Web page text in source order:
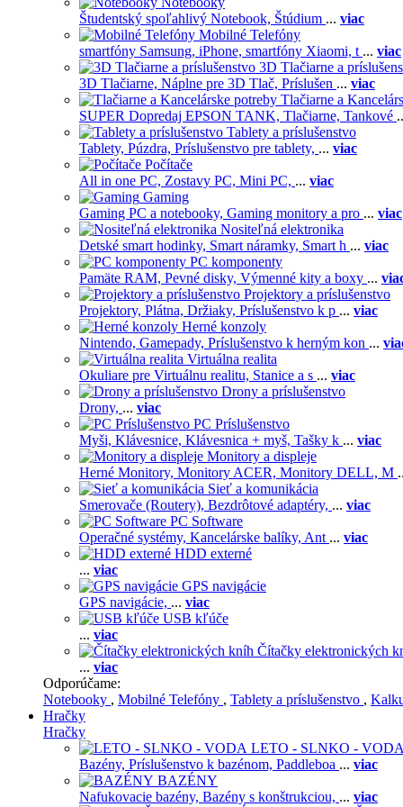
Študentský spoľahlivý Notebook, Štúdium ... viac
Mobilné Telefóny
smartfóny Samsung, iPhone, smartfóny Xiaomi, t ... viac
3D Tlačiarne a
3D Tlačiarne, Náplne pre 3D Tlač, Príslušen ... viac
Tlačiarne a
SUPER Dopredaj EPSON TANK, Tlačiarne, Tankové
Tablety a príslušenstvo
Tablety, Púzdra, Príslušenstvo pre tablety, ... viac
Počítače
All in one PC, Zostavy PC, Mini PC, ... viac
Gaming
Gaming PC a notebooky, Gaming monitory a pro ... viac
Nositeľná elektronika
Detské smart hodinky, Smart náramky, Smart h ... viac
PC komponenty
Pamäte RAM, Pevné disky, Výmenné kity a boxy ...
Projektory a príslušenstvo
Projektory, Plátna, Držiaky, Príslušenstvo k p ... viac
Herné konzoly
Nintendo, Gamepady, Príslušenstvo k herným kon ...
Virtuálna realita
Okuliare pre Virtuálnu realitu, Stanice a s ... viac
Drony a príslušenstvo
Drony, ... viac
PC Príslušenstvo
Myši, Klávesnice, Klávesnica + myš, Tašky k ... viac
Monitory a displeje
Herné Monitory, Monitory ACER, Monitory DELL, M
Sieť a komunikácia
Smerovače (Routery), Bezdrôtové adaptéry, ... viac
PC Software
Operačné systémy, Kancelárske balíky, Ant ... viac
HDD externé
... viac
GPS navigácie
GPS navigácie, ... viac
USB kľúče
... viac
Čítačky elektronických
... viac
Odporúčame:
Notebooky , Mobilné Telefóny , Tablety a príslušenstvo ,
Hračky
Hračky
LETO - SLNKO - VODA
Bazény, Príslušenstvo k bazénom, Paddleboa ... viac
BAZÉNY
Nafukovacie bazény, Bazény s konštrukciou, ... viac